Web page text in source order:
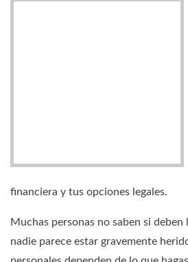
financiera y tus opciones legales.
Muchas personas no saben si
nadie parece estar gravemente